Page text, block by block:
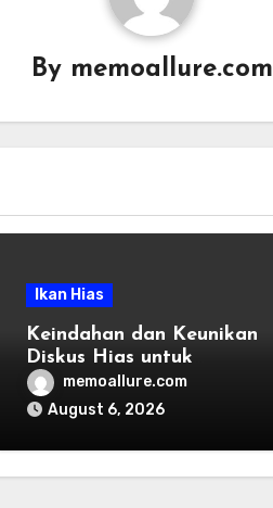
By memoallure.com
Ikan Hias
Keindahan dan Keunikan
Diskus Hias untuk
Aquascape
memoallure.com
August 6, 2026